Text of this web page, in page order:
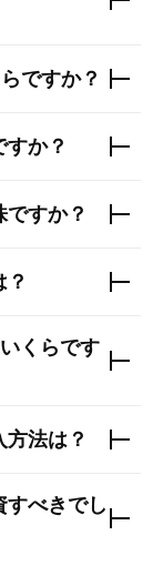
ですか？
すか？
ですか？
くらです
法は？
すべきでし